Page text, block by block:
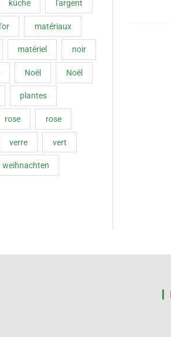
küche l'argent
l'or matériaux
matériel noir
Noël Noël
plantes
rose rose
verre vert
weihnachten